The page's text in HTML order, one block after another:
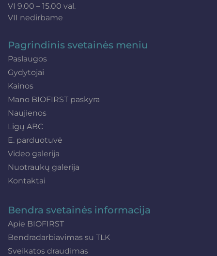
VI 9.00 – 15.00 val.
VII nedirbame
Pagrindinis svetainės meniu
Paslaugos
Gydytojai
Kainos
Mano BIOFIRST paskyra
Naujienos
Ligų ABC
E. parduotuvė
Video galerija
Nuotraukų galerija
Kontaktai
Bendra svetainės informacija
Apie BIOFIRST
Bendradarbiavimas su TLK
Sveikatos draudimas